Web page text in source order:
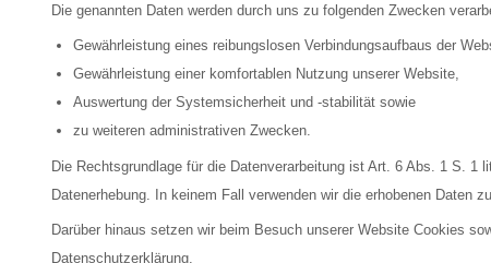
Die genannten Daten werden durch uns zu folgenden Zwecken
Gewährleistung eines reibungslosen Verbindungsaufbaus der
Gewährleistung einer komfortablen Nutzung unserer Website,
Auswertung der Systemsicherheit und -stabilität sowie
zu weiteren administrativen Zwecken.
Die Rechtsgrundlage für die Datenverarbeitung ist Art. 6 Abs. 1 S.
Datenerhebung. In keinem Fall verwenden wir die erhobenen Daten
Darüber hinaus setzen wir beim Besuch unserer Website Cookies
Datenschutzerklärung.